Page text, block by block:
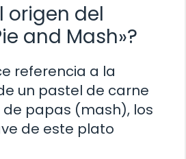
origen del
and Mash»?
referencia a la
un pastel de carne
papas (mash), los
de este plato